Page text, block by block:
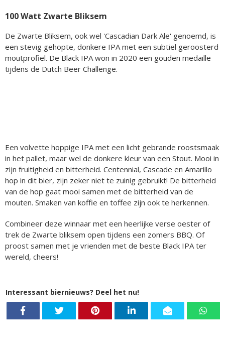
100 Watt Zwarte Bliksem
De Zwarte Bliksem, ook wel 'Cascadian Dark Ale' genoemd, is
een stevig gehopte, donkere IPA met een subtiel geroosterd
moutprofiel. De Black IPA won in 2020 een gouden medaille
tijdens de Dutch Beer Challenge.
Een volvette hoppige IPA met een licht gebrande roostsmaak
in het pallet, maar wel de donkere kleur van een Stout. Mooi in
zijn fruitigheid en bitterheid. Centennial, Cascade en Amarillo
hop in dit bier, zijn zeker niet te zuinig gebruikt! De bitterheid
van de hop gaat mooi samen met de bitterheid van de
mouten. Smaken van koffie en toffee zijn ook te herkennen.
Combineer deze winnaar met een heerlijke verse oester of
trek de Zwarte bliksem open tijdens een zomers BBQ. Of
proost samen met je vrienden met de beste Black IPA ter
wereld, cheers!
Interessant biernieuws? Deel het nu!